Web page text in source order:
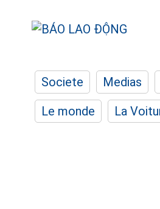
Societe Medias
Le monde
La